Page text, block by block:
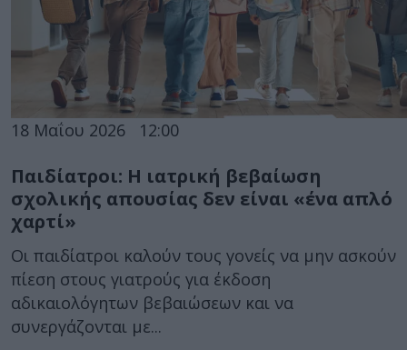
18 Μαΐου 2026 12:00
Παιδίατροι: Η ιατρική βεβαίωση
σχολικής απουσίας δεν είναι «ένα απλό
χαρτί»
Οι παιδίατροι καλούν τους γονείς να μην ασκούν
πίεση στους γιατρούς για έκδοση
αδικαιολόγητων βεβαιώσεων και να
συνεργάζονται με...